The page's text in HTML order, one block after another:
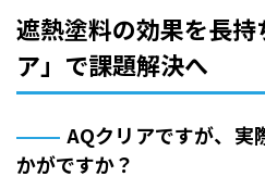
遮熱塗料の効果を長持
ア」で課題解決へ
AQクリアですが、実
かがですか？